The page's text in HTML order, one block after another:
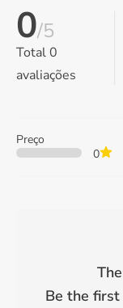
0/5
Total0
avaliações
Preço
0
Be the